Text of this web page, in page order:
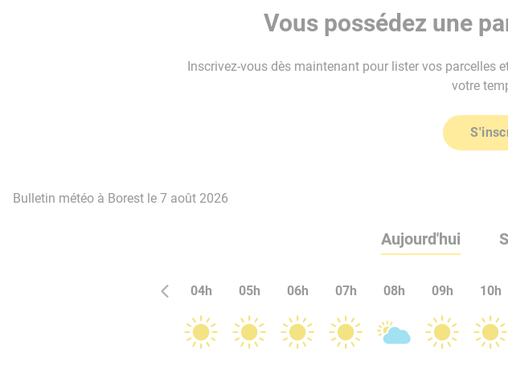
Vous possédez une
Inscrivez-vous dès maintenant pour lister vos parcelles
votre
Bulletin météo à Borest le 7 août 2026
Aujourd'hui
04h 05h 06h 07h 08h 09h 10h